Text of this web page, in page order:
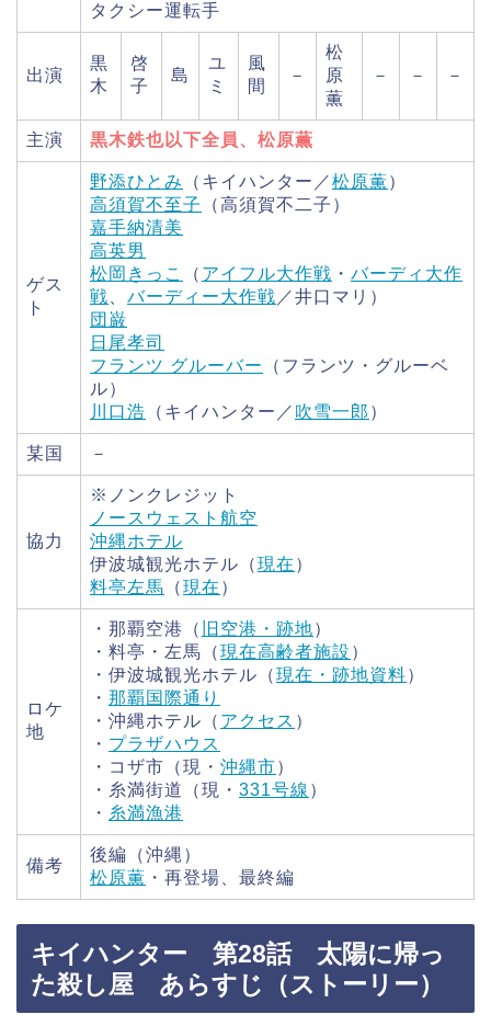
タクシー運転手
出演
黒
木
啓
子
島
ユ
ミ
風
間
－
松
原
薫
－ － －
主演 黒木鉄也以下全員、松原薫
ゲス
ト
野添ひとみ （キイハンター／松原薫）
高須賀不至子
（高須賀不二子）
嘉手納清美
高英男
松岡きっこ
（ アイフル大作戦 ・ バーディ大作
戦
バーディー大作戦 ／井口マリ）
団巌
日尾孝司
フランツ グルーバー
（フランツ・グルーベ
ル）
川口浩 （キイハンター／ 吹雪一郎 ）
某国 －
協力
※ノンクレジット
ノースウェスト航空
沖縄ホテル
伊波城観光ホテル（現在 ）
料亭左馬 （現在 ）
ロケ
地
・那覇空港（ 旧空港・跡地）
・料亭・左馬（現在高齢者施設 ）
・伊波城観光ホテル（現在・跡地資料）
・ 那覇国際通り
・沖縄ホテル（ アクセス ）
・ プラザハウス
・コザ市（現・ 沖縄市）
・糸満街道（現・ 331号線 ）
・ 糸満漁港
備考
後編（沖縄）
松原薫 ・再登場、最終編
キイハンター 第28話 太陽に帰っ
た殺し屋 あらすじ（ストーリー）